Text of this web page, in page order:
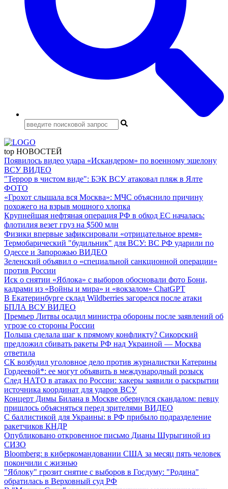
top НОВОСТЕЙ
Появилось видео удара «Искандером» по военному эшелону
ВСУВИДЕО
"Террор в чистом виде": БЭК ВСУ атаковал пляж в Ялте
ФОТО
«Грохот слышала вся Москва»: МЧС объяснило причину
похожего на взрыв мощного хлопка
Крупнейшая нефтяная операция РФ в обход ЕС началась:
флотилия везет груз на $500 млн
Физики впервые зафиксировали «отрицательное время»
Термобарический "будильник" для ВСУ: ВС РФ ударили по
Одессе и Запорожью ВИДЕО
Зеленский объявил о «специальной санкционной операции»
против России
Иск о снятии «Яблока» с выборов обосновали фото Бони,
кадрами из «Войны и мира» и «вокзалом» ChatGPT
В Екатеринбурге склад Wildberries загорелся после атаки
БПЛА ВСУВИДЕО
Премьер Литвы осадил министра обороны после заявлений об
угрозе со стороны России
Польша сделала шаг к прямому конфликту? Сикорский
предложил сбивать ракеты РФ над Украиной — Москва
ответила
СК возбудил уголовное дело против журналистки Катерины
Гордеевой*: ее могут объявить в международный розыск
След НАТО в атаках по России: хакеры заявили о раскрытии
источника координат для ударов ВСУ
Концерт Димы Билана в Москве обернулся скандалом: певцу
пришлось объясняться перед зрителями ВИДЕО
С баллистикой для Украины: в РФ прибыло подразделение
ракетчиков КНДР
Опубликовано откровенное письмо Дианы Шурыгиной из
СИЗО
Bloomberg: в киберкомандовании США за месяц пять человек
покончили с жизнью
"Яблоку" грозит снятие с выборов в Госдуму: "Родина"
обратилась в Верховный суд РФ